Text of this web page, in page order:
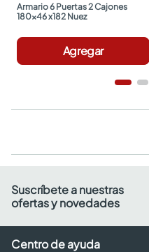
Armario 6 Puertas 2 Cajones
180x46 x182 Nuez
Agregar
Suscríbete a nuestras
ofertas y novedades
Centro de ayuda